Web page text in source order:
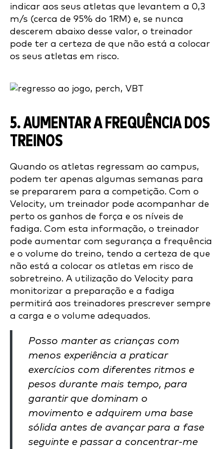
indicar aos seus atletas que levantem a 0,3
m/s (cerca de 95% do 1RM) e, se nunca
descerem abaixo desse valor, o treinador
pode ter a certeza de que não está a colocar
os seus atletas em risco.
5. AUMENTAR A FREQUÊNCIA DOS
TREINOS
Quando os atletas regressam ao campus,
podem ter apenas algumas semanas para
se prepararem para a competição. Com o
Velocity, um treinador pode acompanhar de
perto os ganhos de força e os níveis de
fadiga. Com esta informação, o treinador
pode aumentar com segurança a frequência
e o volume do treino, tendo a certeza de que
não está a colocar os atletas em risco de
sobretreino. A utilização do Velocity para
monitorizar a preparação e a fadiga
permitirá aos treinadores prescrever sempre
a carga e o volume adequados.
Posso manter as crianças com
menos experiência a praticar
exercícios com diferentes ritmos e
pesos durante mais tempo, para
garantir que dominam o
movimento e adquirem uma base
sólida antes de avançar para a fase
seguinte e passar a concentrar-me